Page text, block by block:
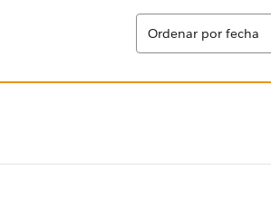
Ordenar
Ordenar por fecha